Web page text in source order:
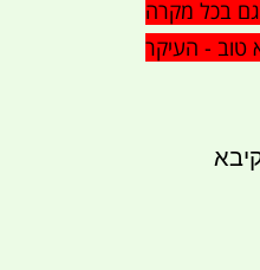
בכל מקרה
טוב - העיקר